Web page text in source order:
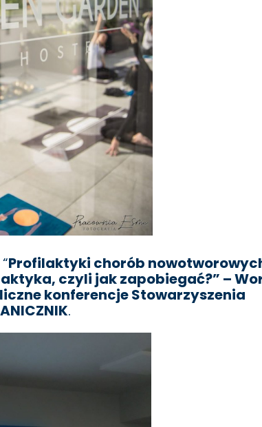
Profilaktyki chorób
czyli jak zapobiegać?” –
konferencje Stowarzyszenia
.